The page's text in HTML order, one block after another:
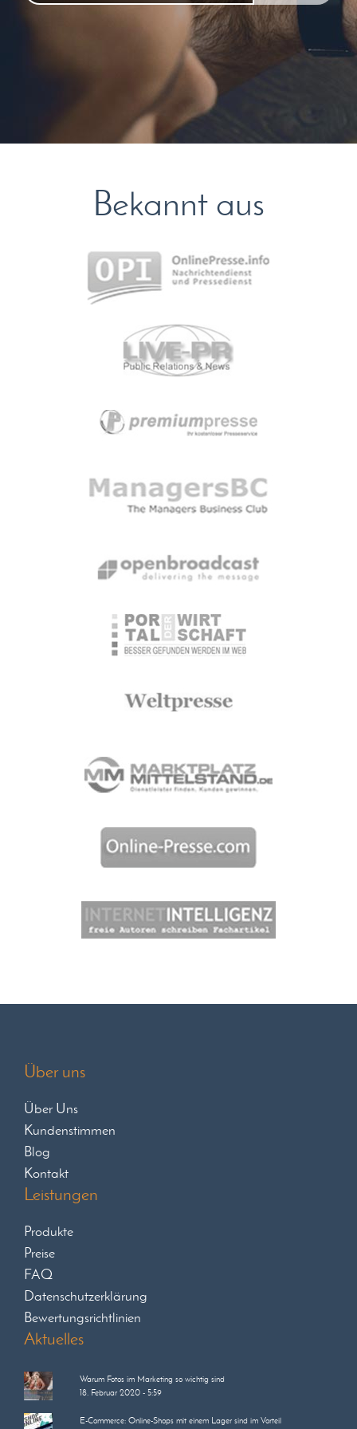
Hiermit stimme ich denAGBund den
werden zur Bearbeitung der Anfrage
gespeichert und nicht an Dritte weitergegeben.
Weitere Informationen finden Sie in unserer
Datenschutzerklärung.
Bekannt aus
Über uns
Über Uns
Kundenstimmen
Blog
Kontakt
Leistungen
Produkte
Preise
FAQ
Datenschutzerklärung
Bewertungsrichtlinien
Aktuelles
Warum Fotos im Marketing so wichtig sind
18. Februar 2020 - 5:59
E-Commerce: Online-Shops mit einem Lager sind im Vorteil